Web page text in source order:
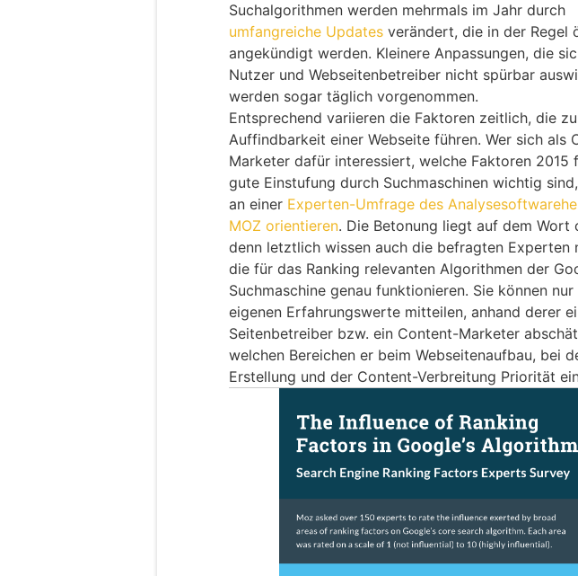
Suchalgorithmen werden mehrmals im Jahr durch
umfangreiche Updates verändert, die in der Regel
angekündigt werden. Kleinere Anpassungen, die
Nutzer und Webseitenbetreiber nicht spürbar
werden sogar täglich vorgenommen.
Entsprechend variieren die Faktoren zeitlich, die
Auffindbarkeit einer Webseite führen. Wer sich als
Marketer dafür interessiert, welche Faktoren 2015
gute Einstufung durch Suchmaschinen wichtig
an einer Experten-Umfrage des
MOZ orientieren. Die Betonung liegt auf dem Wort
denn letztlich wissen auch die befragten Experten
die für das Ranking relevanten Algorithmen der
Suchmaschine genau funktionieren. Sie können nur
eigenen Erfahrungswerte mitteilen, anhand derer
Seitenbetreiber bzw. ein Content-Marketer
welchen Bereichen er beim Webseitenaufbau, bei
Erstellung und der Content-Verbreitung Priorität